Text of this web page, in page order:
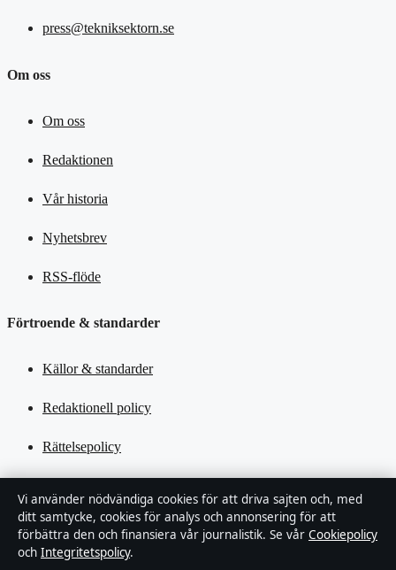
press@tekniksektorn.se
Om oss
Om oss
Redaktionen
Vår historia
Nyhetsbrev
RSS-flöde
Förtroende & standarder
Källor & standarder
Redaktionell policy
Rättelsepolicy
Kändisar & integritet
Integritetspolicy
Vi använder nödvändiga cookies för att driva sajten och, med
ditt samtycke, cookies för analys och annonsering för att
förbättra den och finansiera vår journalistik. Se vår Cookiepolicy
och Integritetspolicy.